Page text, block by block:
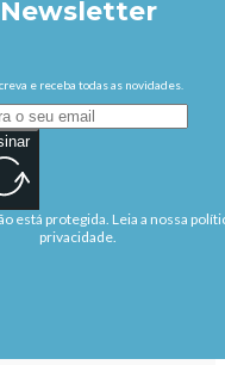
Newsletter
e receba todas as novidades.
está protegida. Leia a nossa
privacidade.